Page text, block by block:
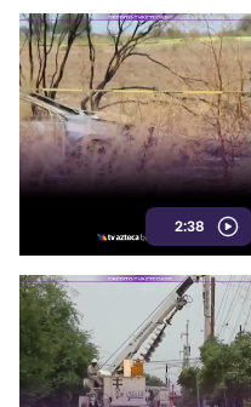
2:38